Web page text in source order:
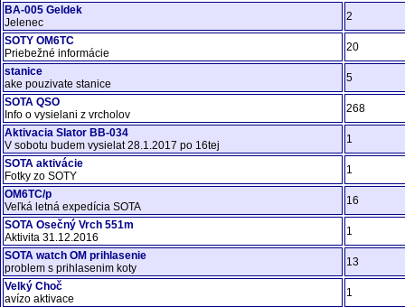
BA-005 Geldek
Jelenec
2
SOTY OM6TC
Priebežné informácie
20
stanice
ake pouzivate stanice
5
SOTA QSO
Info o vysielani z vrcholov
268
Aktivacia SIator BB-034
V sobotu budem vysielat 28.1.2017 po 16tej
1
SOTA aktivácie
Fotky zo SOTY
1
OM6TC/p
Veľká letná expedícia SOTA
16
SOTA Osečný Vrch 551m
Aktivita 31.12.2016
1
SOTA watch OM prihlasenie
problem s prihlasenim koty
13
Velký Choč
avízo aktivace
1